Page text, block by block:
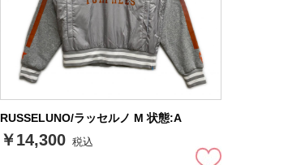
RUSSELUNO/ラッセルノ M 状態:A
￥14,300 税込